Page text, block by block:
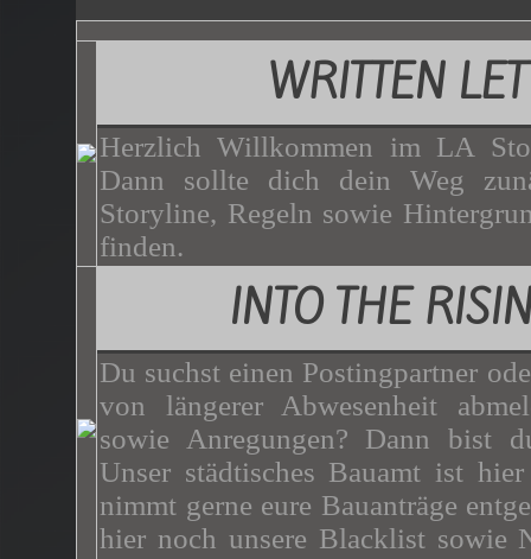
WRITTEN
Herzlich Willkommen im LA
Dann sollte dich dein Weg
Storyline, Regeln sowie
finden.
INTO THE
Du suchst einen Postingpartner
von längerer Abwesenheit
sowie Anregungen? Dann bist
Unser städtisches Bauamt ist
nimmt gerne eure Bauanträge
hier noch unsere Blacklist sowie